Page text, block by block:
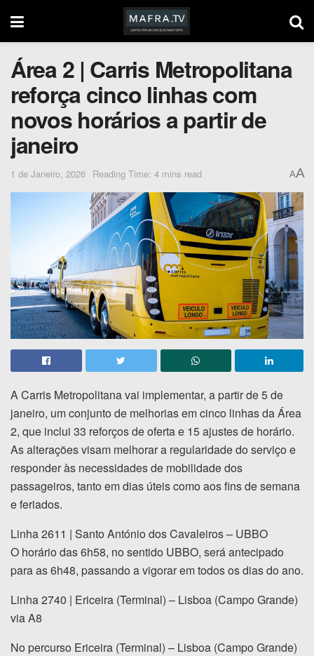
Área 2 | Carris Metropolitana
reforça cinco linhas com
novos horários a partir de
janeiro
1 de Janeiro, 2026 Reading Time: 4 mins read AA
A Carris Metropolitana vai implementar, a partir de 5 de
janeiro, um conjunto de melhorias em cinco linhas da Área
2, que inclui 33 reforços de oferta e 15 ajustes de horário.
As alterações visam melhorar a regularidade do serviço e
responder às necessidades de mobilidade dos
passageiros, tanto em dias úteis como aos fins de semana
e feriados.
Linha 2611 | Santo António dos Cavaleiros – UBBO
O horário das 6h58, no sentido UBBO, será antecipado
para as 6h48, passando a vigorar em todos os dias do ano.
Linha 2740 | Ericeira (Terminal) – Lisboa (Campo Grande)
via A8
No percurso Ericeira (Terminal) – Lisboa (Campo Grande)